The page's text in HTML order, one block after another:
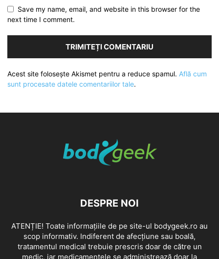
Save my name, email, and website in this browser for the
next time I comment.
Acest site folosește Akismet pentru a reduce spamul. Află cum
sunt procesate datele comentariilor tale.
DESPRE NOI
ATENȚIE! Toate informațiile de pe site-ul bodygeek.ro au
scop informativ. Indiferent de afecțiune sau boală,
tratamentul medical trebuie prescris doar de către un
medic, iar medicamentele se administrează doar la